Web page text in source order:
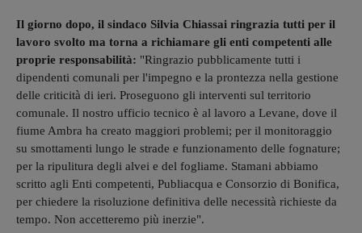
Il giorno dopo, il sindaco Silvia Chiassai ringrazia tutti per il
lavoro svolto ma torna a richiamare gli enti competenti alle
proprie responsabilità: "Ringrazio pubblicamente tutti i
dipendenti comunali per l'impegno e la prontezza nella gestione
delle criticità di ieri. Proseguono gli interventi sul territorio
comunale. Il nostro ufficio tecnico è al lavoro a Levane, dove il
fiume Ambra ha creato maggiori problemi; per il monitoraggio
su smottamenti lungo le strade e funzionamento delle fognature;
per la ripulitura degli alvei e del fogliame. Stamani abbiamo
scritto agli Enti competenti, Publiacqua e Consorzio di Bonifica,
per chiedere la risoluzione definitiva delle necessità richieste da
tempo. Non accetteremo più inerzie".